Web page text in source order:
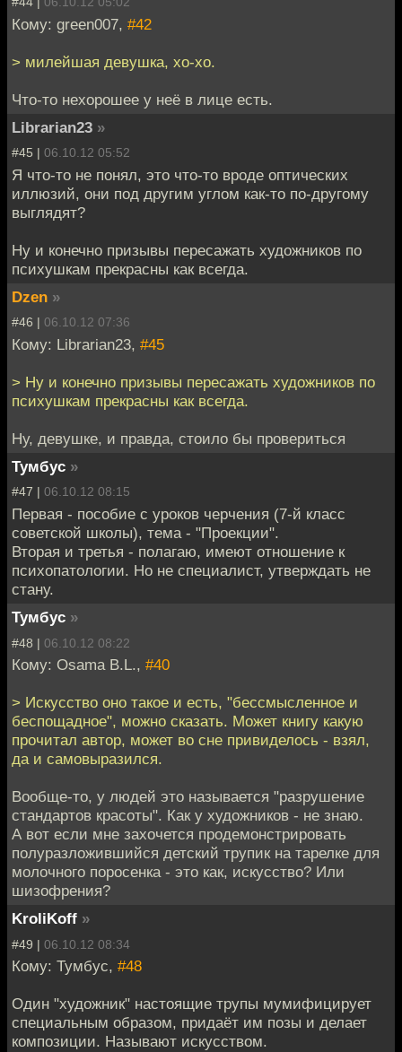
Кому: green007, #42
> милейшая девушка, хо-хо.
Что-то нехорошее у неё в лице есть.
Librarian23 »
#45 | 06.10.12 05:52
Я что-то не понял, это что-то вроде оптических
иллюзий, они под другим углом как-то по-другому
выглядят?
Ну и конечно призывы пересажать художников по
психушкам прекрасны как всегда.
Dzen »
#46 | 06.10.12 07:36
Кому: Librarian23, #45
> Ну и конечно призывы пересажать художников по
психушкам прекрасны как всегда.
Ну, девушке, и правда, стоило бы провериться
Тумбус »
#47 | 06.10.12 08:15
Первая - пособие с уроков черчения (7-й класс
советской школы), тема - "Проекции".
Вторая и третья - полагаю, имеют отношение к
психопатологии. Но не специалист, утверждать не
стану.
Тумбус »
#48 | 06.10.12 08:22
Кому: Osama B.L., #40
> Искусство оно такое и есть, "бессмысленное и
беспощадное", можно сказать. Может книгу какую
прочитал автор, может во сне привиделось - взял,
да и самовыразился.
Вообще-то, у людей это называется "разрушение
стандартов красоты". Как у художников - не знаю.
А вот если мне захочется продемонстрировать
полуразложившийся детский трупик на тарелке для
молочного поросенка - это как, искусство? Или
шизофрения?
KroliKoff »
#49 | 06.10.12 08:34
Кому: Тумбус, #48
Один "художник" настоящие трупы мумифицирует
специальным образом, придаёт им позы и делает
композиции. Называют искусством.